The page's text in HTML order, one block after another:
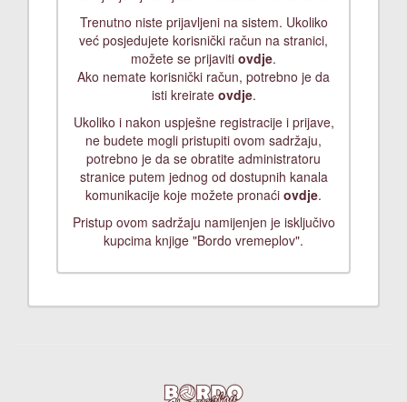
Trenutno niste prijavljeni na sistem. Ukoliko
već posjedujete korisnički račun na stranici,
možete se prijaviti ovdje.
Ako nemate korisnički račun, potrebno je da
isti kreirate ovdje.
Ukoliko i nakon uspješne registracije i prijave,
ne budete mogli pristupiti ovom sadržaju,
potrebno je da se obratite administratoru
stranice putem jednog od dostupnih kanala
komunikacije koje možete pronaći ovdje.
Pristup ovom sadržaju namijenjen je isključivo
kupcima knjige "Bordo vremeplov".